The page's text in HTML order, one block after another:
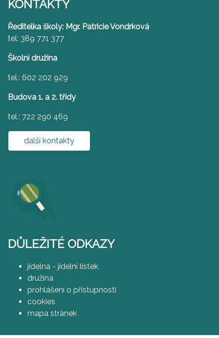
KONTAKTY
Ředitelka školy: Mgr. Patricie Vondrková
tel: 389 771 377
Školní družina
tel.: 602 202 929
Budova 1. a 2. třídy
tel.: 722 290 469
další kontakty
DŮLEŽITÉ ODKAZY
jídelna - jídelní lístek
družina
prohlášení o přístupnosti
cookies
mapa stránek